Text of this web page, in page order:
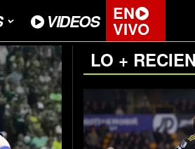
VIDEOS EN
VIVO
LO +